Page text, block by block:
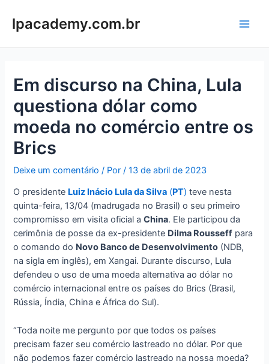
paralpacademy.com.br
Em discurso na China, Lula
questiona dólar como
moeda no comércio entre os
Brics
Deixe um comentário / Por/13 de abril de 2023
O presidente Luiz Inácio Lula da Silva (PT) teve nesta
quinta-feira, 13/04 (madrugada no Brasil) o seu primeiro
compromisso em visita oficial aChina. Ele participou da
cerimônia de posse da ex-presidente Dilma Rousseff para
o comando do Novo Banco de Desenvolvimento (NDB,
na sigla em inglês), em Xangai. Durante discurso, Lula
defendeu o uso de uma moeda alternativa ao dólar no
comércio internacional entre os países do Brics (Brasil,
Rússia, Índia, China e África do Sul).
“Toda noite me pergunto por que todos os países
precisam fazer seu comércio lastreado no dólar. Por que
não podemos fazer comércio lastreado na nossa moeda?